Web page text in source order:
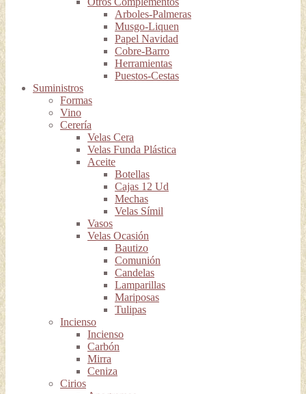
Arboles-Palmeras
Musgo-Liquen
Papel Navidad
Cobre-Barro
Herramientas
Puestos-Cestas
Suministros
Formas
Vino
Cerería
Velas Cera
Velas Funda Plástica
Aceite
Botellas
Cajas 12 Ud
Mechas
Velas Símil
Vasos
Velas Ocasión
Bautizo
Comunión
Candelas
Lamparillas
Mariposas
Tulipas
Incienso
Incienso
Carbón
Mirra
Ceniza
Cirios